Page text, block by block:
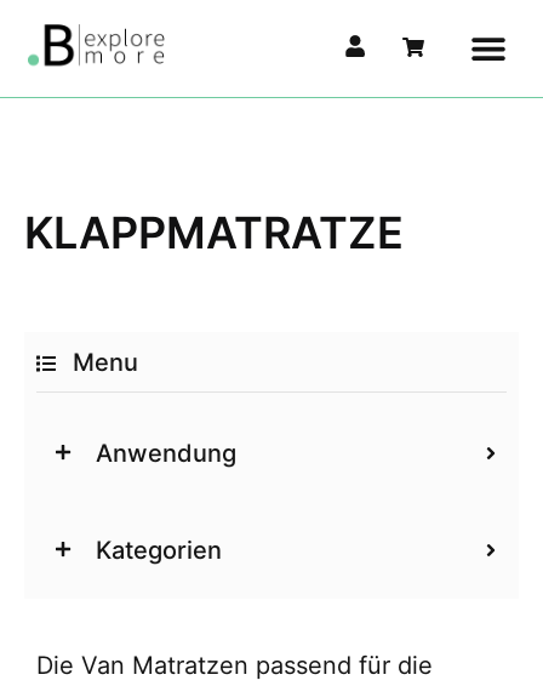
KLAPPMATRATZE
Menu
Anwendung
Kategorien
Die Van Matratzen passend für die